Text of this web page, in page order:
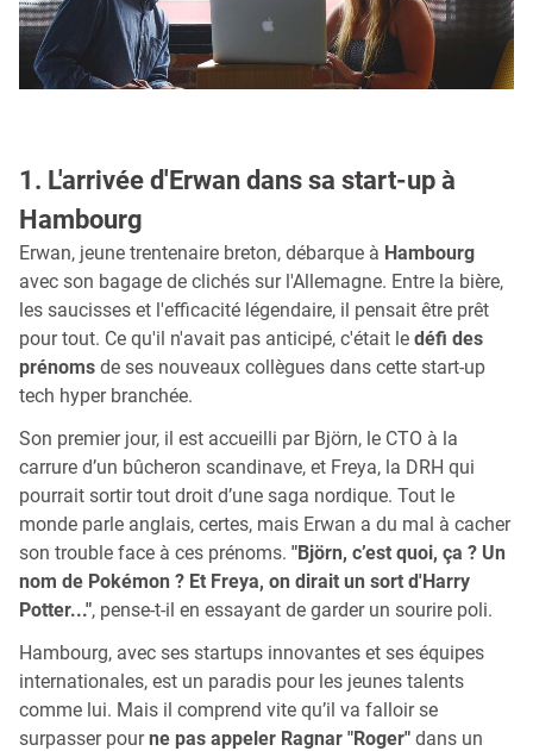
1. L'arrivée d'Erwan dans sa start-up à
Hambourg
Erwan, jeune trentenaire breton, débarque à Hambourg
avec son bagage de clichés sur l'Allemagne. Entre la bière,
les saucisses et l'efficacité légendaire, il pensait être prêt
pour tout. Ce qu'il n'avait pas anticipé, c'était le défi des
prénoms de ses nouveaux collègues dans cette start-up
tech hyper branchée.
Son premier jour, il est accueilli par Björn, le CTO à la
carrure d’un bûcheron scandinave, et Freya, la DRH qui
pourrait sortir tout droit d’une saga nordique. Tout le
monde parle anglais, certes, mais Erwan a du mal à cacher
son trouble face à ces prénoms. "Björn, c’est quoi, ça ? Un
nom de Pokémon ? Et Freya, on dirait un sort d'Harry
Potter...", pense-t-il en essayant de garder un sourire poli.
Hambourg, avec ses startups innovantes et ses équipes
internationales, est un paradis pour les jeunes talents
comme lui. Mais il comprend vite qu’il va falloir se
surpasser pourne pas appeler Ragnar "Roger" dans un